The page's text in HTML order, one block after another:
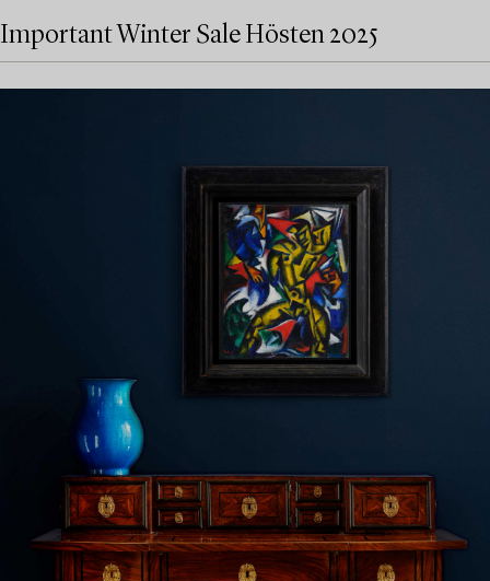
Important Winter Sale Hösten 2025